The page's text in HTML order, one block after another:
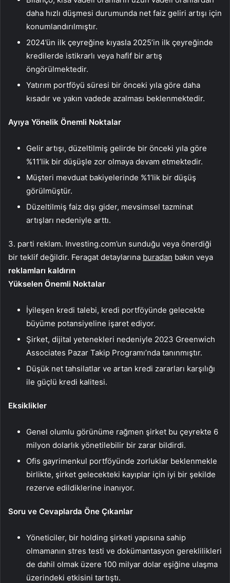
daha hızlı düşmesi durumunda net faiz geliri artışı için
konumlandırılmıştır.
2024’ün ilk çeyreğine kıyasla 2025’in ilk çeyreğinde
kredilerde istikrarlı veya hafif bir artış
öngörülmektedir.
Yatırım portföyü süresi bir önceki yıla göre daha
kısadır ve yakın vadede azalması beklenmektedir.
Ayıya Yönelik Önemli Noktalar
Gelir artışı, düzeltilmiş gelirde bir önceki yıla göre
%11’lik bir düşüşle zor olmaya devam etmektedir.
Müşteri mevduat bakiyelerinde %1’lik bir düşüş
görülmüştür.
Düzeltilmiş faiz dışı gider, mevsimsel tazminat
artışları nedeniyle arttı.
3. parti reklam. Investing.com’un sunduğu veya önerdiği
bir teklif değildir. Feragat detaylarına buradan bakın veya
reklamları kaldırın
Yükselen Önemli Noktalar
İyileşen kredi talebi, kredi portföyünde gelecekte
büyüme potansiyeline işaret ediyor.
Şirket, dijital yetenekleri nedeniyle 2023 Greenwich
Associates Pazar Takip Programı’nda tanınmıştır.
Düşük net tahsilatlar ve artan kredi zararları karşılığı
ile güçlü kredi kalitesi.
Eksiklikler
Genel olumlu görünüme rağmen şirket bu çeyrekte 6
milyon dolarlık yönetilebilir bir zarar bildirdi.
Ofis gayrimenkul portföyünde zorluklar beklenmekle
birlikte, şirket gelecekteki kayıplar için iyi bir şekilde
rezerve edildiklerine inanıyor.
Soru ve Cevaplarda Öne Çıkanlar
Yöneticiler, bir holding şirketi yapısına sahip
olmamanın stres testi ve dokümantasyon gereklilikleri
de dahil olmak üzere 100 milyar dolar eşiğine ulaşma
üzerindeki etkisini tartıştı.